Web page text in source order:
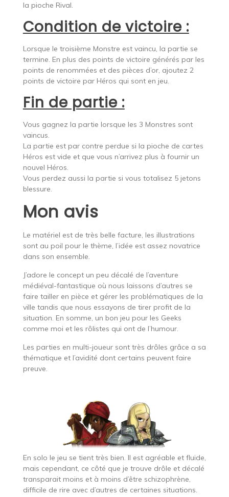
la pioche Rival.
Condition de victoire :
Lorsque le troisième Monstre est vaincu, la partie se
termine. En plus des points de victoire générés par les
points de renommées et des pièces d’or, ajoutez 2
points de victoire par Héros qui sont en jeu.
Fin de partie :
Vous gagnez la partie lorsque les 3 Monstres sont
vaincus.
La partie est par contre perdue si la pioche de cartes
Héros est vide et que vous n’arrivez plus à fournir un
nouvel Héros.
Vous perdez aussi la partie si vous totalisez 5 jetons
blessure.
Mon avis
Le matériel est de très belle facture, les illustrations
sont au poil pour le thème, l’idée est assez novatrice
dans son ensemble.
J’adore le concept un peu décalé de l’aventure
médiéval-fantastique où nous laissons d’autres se
faire tailler en pièce et gérer les problématiques de la
ville tandis que nous essayons de tirer profit de la
situation. En somme, un bon jeu pour les Geeks
comme moi et les rôlistes qui ont de l’humour.
Les parties en multi-joueur sont très drôles grâce a sa
thématique et l’avidité dont certains peuvent faire
preuve.
En solo le jeu se tient très bien. Il est agréable et fluide,
mais cependant, ce côté que je trouve drôle et décalé
transparait moins et à moins d’être schizophrène,
difficile de rire avec d’autres de certaines situations.